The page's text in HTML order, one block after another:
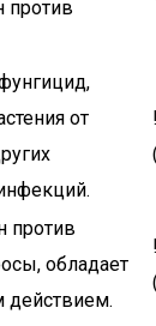
против
от
против
обладает
действием.